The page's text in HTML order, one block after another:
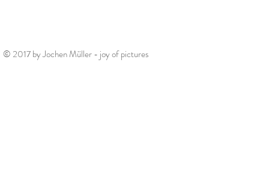
© 2017 by Jochen Müller - joy of pictures